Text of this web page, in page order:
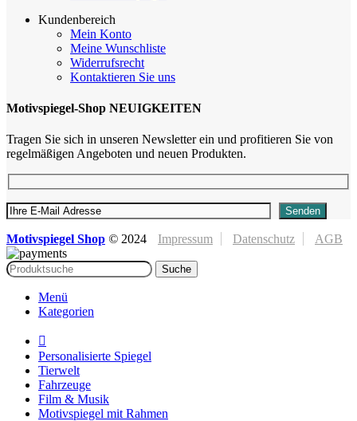
Kundenbereich
Mein Konto
Meine Wunschliste
Widerrufsrecht
Kontaktieren Sie uns
Motivspiegel-Shop NEUIGKEITEN
Tragen Sie sich in unseren Newsletter ein und profitieren Sie von
regelmäßigen Angeboten und neuen Produkten.
Motivspiegel Shop © 2024 Impressum Datenschutz AGB
Suche
Menü
Kategorien
Personalisierte Spiegel
Tierwelt
Fahrzeuge
Film & Musik
Motivspiegel mit Rahmen